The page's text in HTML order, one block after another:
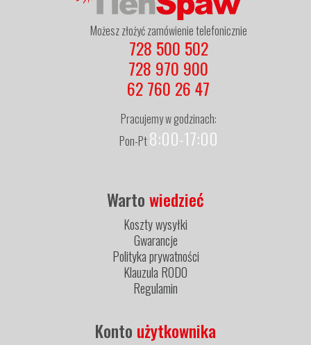
Możesz złożyć zamówienie telefonicznie
728 500 502
728 970 900
62 760 26 47
Pracujemy w godzinach:
Pon-Pt8:00-17:00
Wartowiedzieć
Koszty wysyłki
Gwarancje
Polityka prywatności
Klauzula RODO
Regulamin
Konto użytkownika